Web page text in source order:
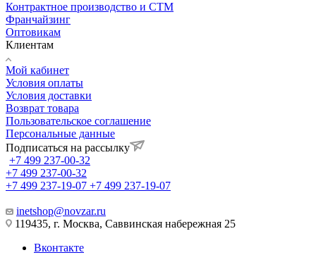
Контрактное производство и СТМ
Франчайзинг
Оптовикам
Клиентам
Мой кабинет
Условия оплаты
Условия доставки
Возврат товара
Пользовательское соглашение
Персональные данные
Подписаться на рассылку
+7 499 237-00-32
+7 499 237-00-32
+7 499 237-19-07 +7 499 237-19-07
inetshop@novzar.ru
119435, г. Москва, Саввинская набережная 25
Вконтакте